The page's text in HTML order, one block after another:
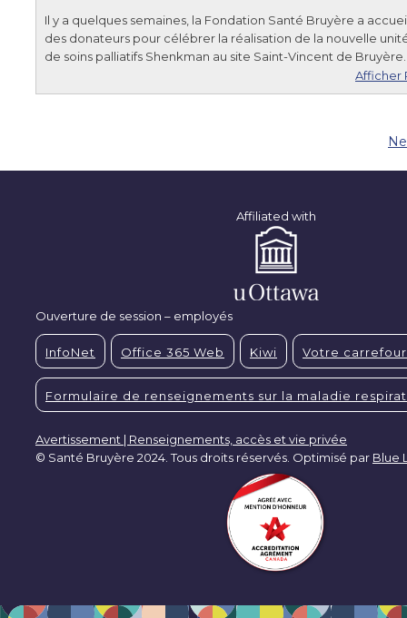
Il y a quelques semaines, la Fondation Santé Bruyère a
des donateurs pour célébrer la réalisation de la nouvelle
de soins palliatifs Shenkman au site Saint-Vincent de Bruyère.
Afficher
Affiliated with
Ouverture de session – employés
InfoNet Office 365 Web Kiwi Votre carrefour
Formulaire de renseignements sur la maladie
Avertissement | Renseignements, accès et vie privée
© Santé Bruyère 2024. Tous droits réservés. Optimisé par Blue